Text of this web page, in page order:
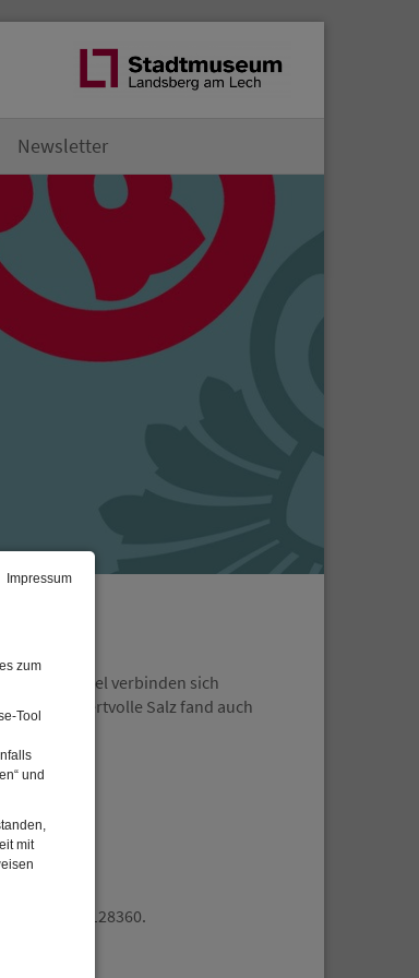
Impressum
zum
Tool
und
mit
Newsletter
Salzhandel verbinden sich
Das wertvolle Salz fand auch
08191/128360.